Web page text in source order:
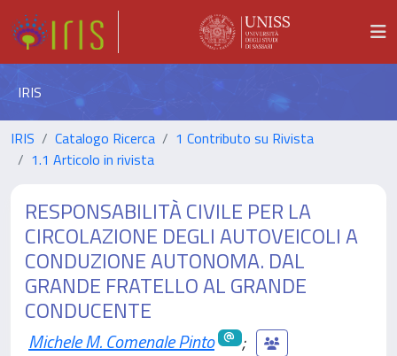
IRIS
IRIS Catalogo Ricerca
1 Contributo su Rivista
1.1 Articolo in rivista
RESPONSABILITÀ CIVILE PER LA
CIRCOLAZIONE DEGLI AUTOVEICOLI A
CONDUZIONE AUTONOMA. DAL
GRANDE FRATELLO AL GRANDE
CONDUCENTE
Michele M. Comenale Pinto
;